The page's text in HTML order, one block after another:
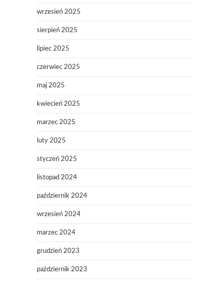
wrzesień 2025
sierpień 2025
lipiec 2025
czerwiec 2025
maj 2025
kwiecień 2025
marzec 2025
luty 2025
styczeń 2025
listopad 2024
październik 2024
wrzesień 2024
marzec 2024
grudzień 2023
październik 2023